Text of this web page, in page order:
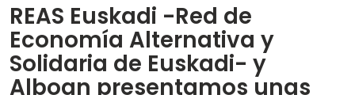
REAS Euskadi -Red de
Economía Alternativa y
Solidaria de Euskadi- y
Alboan presentamos unas